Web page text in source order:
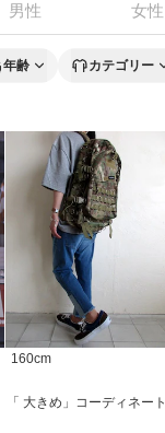
男性 女性
年齢 カテゴリー
160cm
「 大きめ」コーディネート